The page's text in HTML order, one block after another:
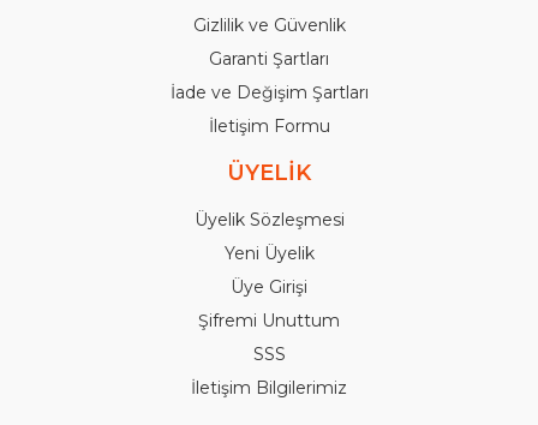
Gizlilik ve Güvenlik
Garanti Şartları
İade ve Değişim Şartları
İletişim Formu
ÜYELİK
Üyelik Sözleşmesi
Yeni Üyelik
Üye Girişi
Şifremi Unuttum
SSS
İletişim Bilgilerimiz